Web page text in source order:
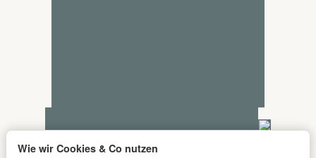
Wie wir Cookies & Co nutzen